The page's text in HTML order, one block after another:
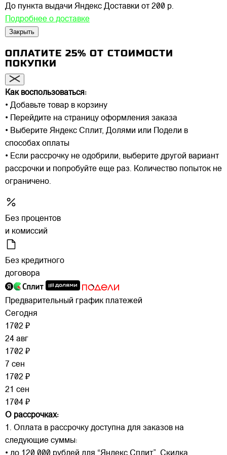
До пункта выдачи Яндекс Доставки от 200 р.
Подробнее о доставке
Закрыть
ОПЛАТИТЕ 25% ОТ СТОИМОСТИ
ПОКУПКИ
Как воспользоваться:
• Добавьте товар в корзину
• Перейдите на страницу оформления заказа
• Выберите Яндекс Сплит, Долями или Подели в
способах оплаты
• Если рассрочку не одобрили, выберите другой вариант
рассрочки и попробуйте еще раз. Количество попыток не
ограничено.
Без процентов
и комиссий
Без кредитного
договора
Предварительный график платежей
Сегодня
1702 ₽
24 авг
1702 ₽
7 сен
1702 ₽
21 сен
1704 ₽
О рассрочках:
1. Оплата в рассрочку доступна для заказов на
следующие суммы:
• до 120 000 рублей для “Яндекс Сплит”. Скидка